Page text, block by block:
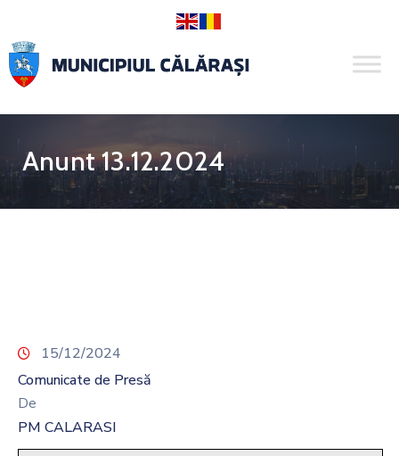
Anunt 13.12.2024
15/12/2024
Comunicate de Presă
De
PM CALARASI